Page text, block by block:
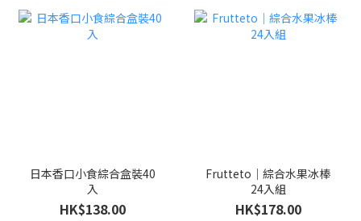
日本香口小食綜合盒裝40
入
HK$138.00
Frutteto｜綜合水果冰棒
24入組
HK$178.00